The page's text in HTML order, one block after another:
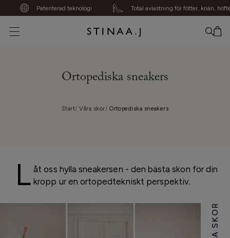
Patenterad teknologi Total avlastning för fötter, knän, höfter, rygg
Ortopediska sneakers
Start Våra skor Ortopediska sneakers
L åt oss hylla sneakersen - den bästa skon för din
kropp ur en ortopedtekniskt perspektiv.